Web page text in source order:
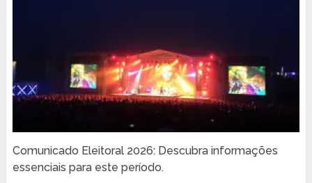
Comunicado Eleitoral 2026: Descubra informações
essenciais para este período.